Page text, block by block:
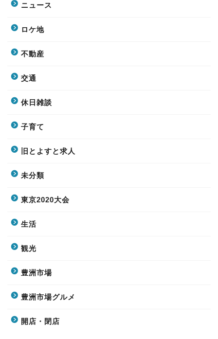
ニュース
ロケ地
不動産
交通
休日雑談
子育て
旧とよすと求人
未分類
東京2020大会
生活
観光
豊洲市場
豊洲市場グルメ
開店・閉店